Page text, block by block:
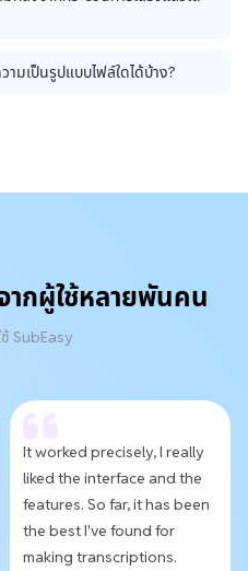
มเป็นรูปแบบไฟล์ใดได้บ้าง?
ากผู้ใช้หลายพันคน
SubEasy
It worked precisely, I really
liked the interface and the
features. So far, it has been
the best I've found for
making transcriptions.